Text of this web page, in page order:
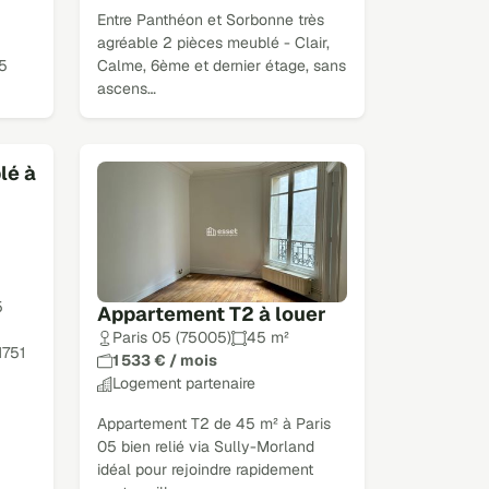
Entre Panthéon et Sorbonne très
agréable 2 pièces meublé - Clair,
Calme, 6ème et dernier étage, sans
ascens…
à
Appartement T2 à louer
Paris 05 (75005)
45 m²
1 533 € / mois
Logement partenaire
Appartement T2 de 45 m² à Paris
05 bien relié via Sully-Morland
idéal pour rejoindre rapidement